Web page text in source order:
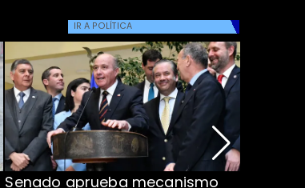
IR A POLÍTICA
Senado aprueba mecanismo